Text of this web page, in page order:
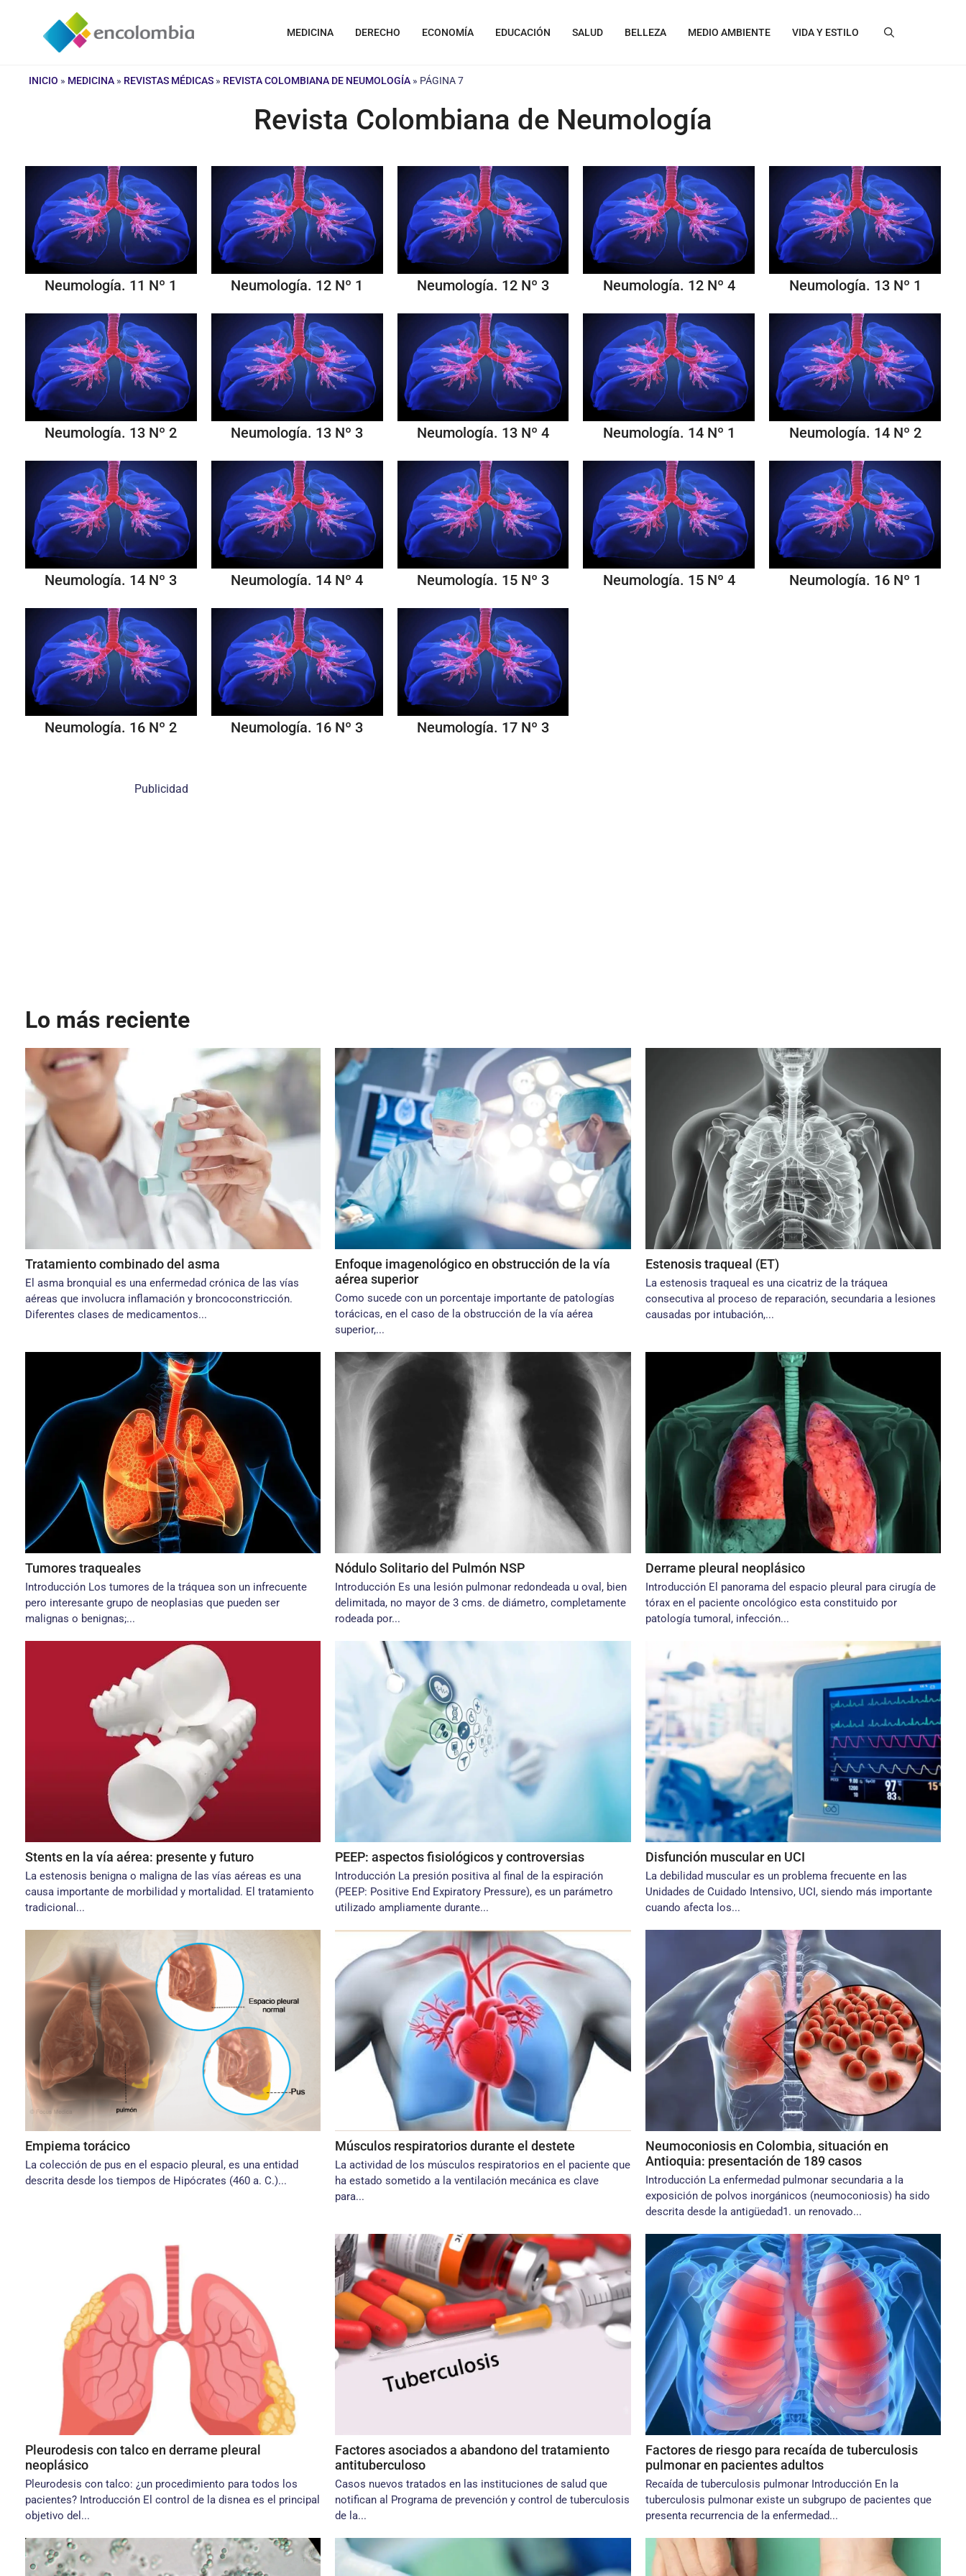
contenido
MEDICINA DERECHO ECONOMÍA EDUCACIÓN SALUD BELLEZA MEDIO AMBIENTE VIDA Y ESTILO
INICIO » MEDICINA » REVISTAS MÉDICAS » REVISTA COLOMBIANA DE NEUMOLOGÍA » PÁGINA 7
Revista Colombiana de Neumología
Neumología. 11 Nº 1 Neumología. 12 Nº 1 Neumología. 12 Nº 3 Neumología. 12 Nº 4 Neumología. 13 Nº 1
Neumología. 13 Nº 2 Neumología. 13 Nº 3 Neumología. 13 Nº 4 Neumología. 14 Nº 1 Neumología. 14 Nº 2
Neumología. 14 Nº 3 Neumología. 14 Nº 4 Neumología. 15 Nº 3 Neumología. 15 Nº 4 Neumología. 16 Nº 1
Neumología. 16 Nº 2 Neumología. 16 Nº 3 Neumología. 17 Nº 3
Publicidad
Lo más reciente
Tratamiento combinado del asma
El asma bronquial es una enfermedad crónica de las vías
aéreas que involucra inflamación y broncoconstricción.
Diferentes clases de medicamentos...
Enfoque imagenológico en obstrucción de la vía
aérea superior
Como sucede con un porcentaje importante de patologías
torácicas, en el caso de la obstrucción de la vía aérea
superior,...
Estenosis traqueal (ET)
La estenosis traqueal es una cicatriz de la tráquea
consecutiva al proceso de reparación, secundaria a lesiones
causadas por intubación,...
Tumores traqueales
Introducción Los tumores de la tráquea son un infrecuente
pero interesante grupo de neoplasias que pueden ser
malignas o benignas;...
Nódulo Solitario del Pulmón NSP
Introducción Es una lesión pulmonar redondeada u oval, bien
delimitada, no mayor de 3 cms. de diámetro, completamente
rodeada por...
Derrame pleural neoplásico
Introducción El panorama del espacio pleural para cirugía de
tórax en el paciente oncológico esta constituido por
patología tumoral, infección...
Stents en la vía aérea: presente y futuro
La estenosis benigna o maligna de las vías aéreas es una
causa importante de morbilidad y mortalidad. El tratamiento
tradicional...
PEEP: aspectos fisiológicos y controversias
Introducción La presión positiva al final de la espiración
(PEEP: Positive End Expiratory Pressure), es un parámetro
utilizado ampliamente durante...
Disfunción muscular en UCI
La debilidad muscular es un problema frecuente en las
Unidades de Cuidado Intensivo, UCI, siendo más importante
cuando afecta los...
Empiema torácico
La colección de pus en el espacio pleural, es una entidad
descrita desde los tiempos de Hipócrates (460 a. C.)...
Músculos respiratorios durante el destete
La actividad de los músculos respiratorios en el paciente que
ha estado sometido a la ventilación mecánica es clave
para...
Neumoconiosis en Colombia, situación en
Antioquia: presentación de 189 casos
Introducción La enfermedad pulmonar secundaria a la
exposición de polvos inorgánicos (neumoconiosis) ha sido
descrita desde la antigüedad1. un renovado...
Pleurodesis con talco en derrame pleural
neoplásico
Pleurodesis con talco: ¿un procedimiento para todos los
pacientes? Introducción El control de la disnea es el principal
objetivo del...
Factores asociados a abandono del tratamiento
antituberculoso
Casos nuevos tratados en las instituciones de salud que
notifican al Programa de prevención y control de tuberculosis
de la...
Factores de riesgo para recaída de tuberculosis
pulmonar en pacientes adultos
Recaída de tuberculosis pulmonar Introducción En la
tuberculosis pulmonar existe un subgrupo de pacientes que
presenta recurrencia de la enfermedad...